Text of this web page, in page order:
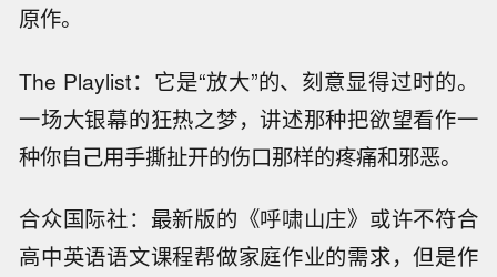
原作。
The Playlist：它是“放大”的、刻意显得过时的。
一场大银幕的狂热之梦，讲述那种把欲望看作一
种你自己用手撕扯开的伤口那样的疼痛和邪恶。
合众国际社：最新版的《呼啸山庄》或许不符合
高中英语语文课程帮做家庭作业的需求，但是作